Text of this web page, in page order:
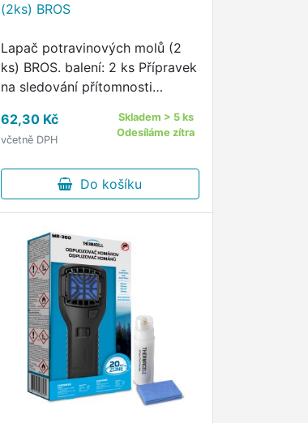
(2ks) BROS
Lapač potravinových molů (2
ks) BROS. balení: 2 ks Přípravek
na sledování přítomnosti
kuchyních, komorách nebo
přímo ve skříních.
62,30 Kč
včetně DPH
Skladem > 5 ks
Odesíláme zítra
Do košíku